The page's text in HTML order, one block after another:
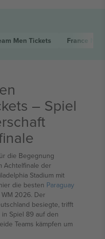
Men Tickets France
– Spiel
die Begegnung
Achtelfinale der
Stadium mit
die besten Paraguay
2026. Der
besiegte, trifft
Spiel 89 auf den
Teams kämpfen um